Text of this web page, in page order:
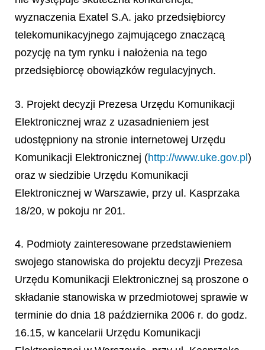
wyznaczenia Exatel S.A. jako przedsiębiorcy
telekomunikacyjnego zajmującego znaczącą
pozycję na tym rynku i nałożenia na tego
przedsiębiorcę obowiązków regulacyjnych.
3. Projekt decyzji Prezesa Urzędu Komunikacji
Elektronicznej wraz z uzasadnieniem jest
udostępniony na stronie internetowej Urzędu
Komunikacji Elektronicznej (http://www.uke.gov.pl)
oraz w siedzibie Urzędu Komunikacji
Elektronicznej w Warszawie, przy ul. Kasprzaka
18/20, w pokoju nr 201.
4. Podmioty zainteresowane przedstawieniem
swojego stanowiska do projektu decyzji Prezesa
Urzędu Komunikacji Elektronicznej są proszone o
składanie stanowiska w przedmiotowej sprawie w
terminie do dnia 18 października 2006 r. do godz.
16.15, w kancelarii Urzędu Komunikacji